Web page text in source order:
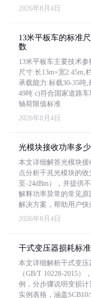
2026年8月4日
13米平板车的标准
数
13米平板车主要技术
尺寸:长13m×宽2.45m,
承载能力:标载30-35吨
49吨 c)符合国家道路车
轴荷限值标准
2026年8月4日
光模块接收功率多
本文详细解答光模块
点分析千兆光模块的
至-24dBm），并提供
解释功率异常的常见
解决方案，帮助用户快
2026年8月4日
干式变压器损耗标
本文详细解析干式变
（GB/T 10228-2015
例，分步骤说明变损
实例表格，涵盖